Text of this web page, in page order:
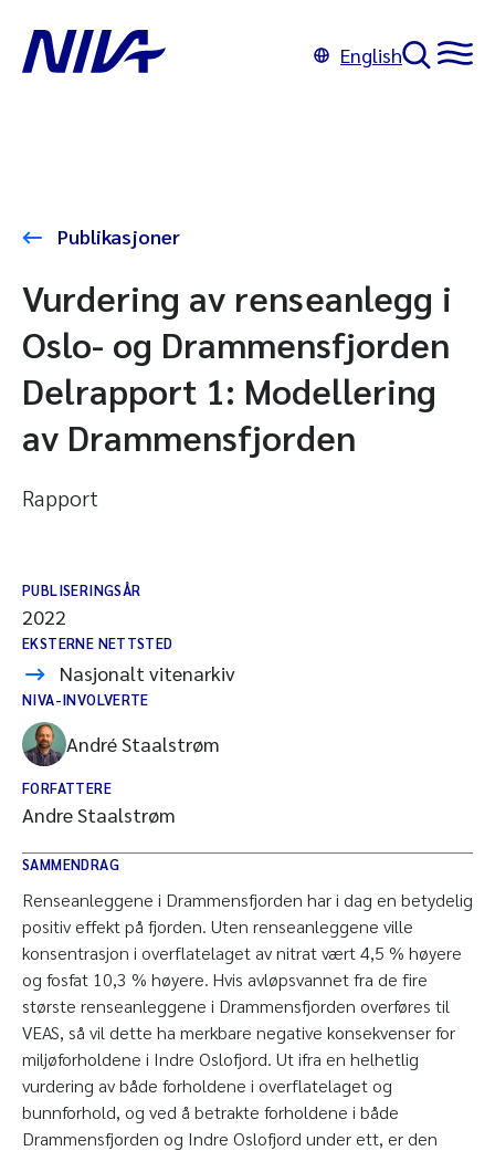
English
Publikasjoner
Vurdering av renseanlegg i
Oslo- og Drammensfjorden
Delrapport 1: Modellering
av Drammensfjorden
Rapport
PUBLISERINGSÅR
2022
EKSTERNE NETTSTED
Nasjonalt vitenarkiv
NIVA-INVOLVERTE
André Staalstrøm
FORFATTERE
Andre Staalstrøm
SAMMENDRAG
Renseanleggene i Drammensfjorden har i dag en betydelig
positiv effekt på fjorden. Uten renseanleggene ville
konsentrasjon i overflatelaget av nitrat vært 4,5 % høyere
og fosfat 10,3 % høyere. Hvis avløpsvannet fra de fire
største renseanleggene i Drammensfjorden overføres til
VEAS, så vil dette ha merkbare negative konsekvenser for
miljøforholdene i Indre Oslofjord. Ut ifra en helhetlig
vurdering av både forholdene i overflatelaget og
bunnforhold, og ved å betrakte forholdene i både
Drammensfjorden og Indre Oslofjord under ett, er den